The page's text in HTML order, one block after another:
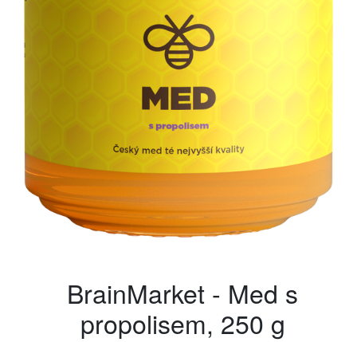
BrainMarket - Med s
propolisem, 250 g